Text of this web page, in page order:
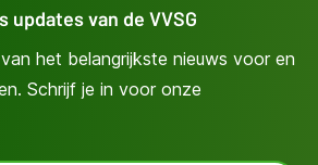
updates van de VVSG
het belangrijkste nieuws voor en
Schrijf je in voor onze